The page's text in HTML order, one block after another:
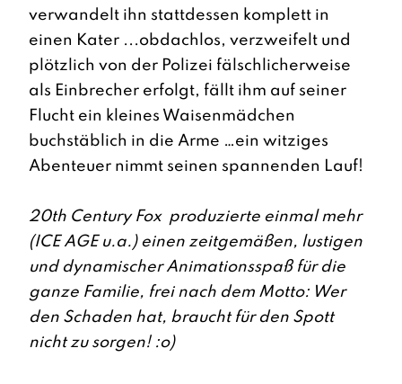
verwandelt ihn stattdessen komplett in
einen Kater ...obdachlos, verzweifelt und
plötzlich von der Polizei fälschlicherweise
als Einbrecher erfolgt, fällt ihm auf seiner
Flucht ein kleines Waisenmädchen
buchstäblich in die Arme …ein witziges
Abenteuer nimmt seinen spannenden Lauf!
20th Century Fox produzierte einmal mehr
(ICE AGE u.a.) einen zeitgemäßen, lustigen
und dynamischer Animationsspaß für die
ganze Familie, frei nach dem Motto: Wer
den Schaden hat, braucht für den Spott
nicht zu sorgen! :o)